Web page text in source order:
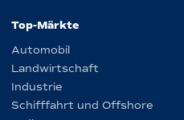
Top-Märkte
Automobil
Landwirtschaft
Industrie
Schifffahrt und Offshore